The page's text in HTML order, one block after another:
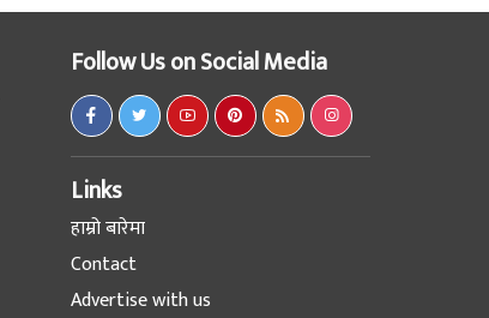
Follow Us on Social Media
Links
हाम्रो बारेमा
Contact
Advertise with us